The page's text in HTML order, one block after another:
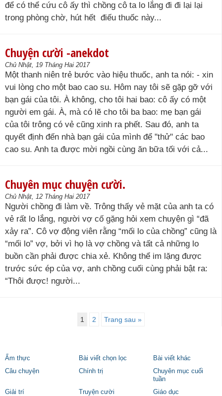
để có thể cứu cô ấy thì chồng cô ta lo lắng đi đi lại lại
trong phòng chờ, hút hết điếu thuốc này...
Chuyện cười -anekdot
Chủ Nhật, 19 Tháng Hai 2017
Một thanh niên trẻ bước vào hiệu thuốc, anh ta nói: - xin
vui lòng cho một bao cao su. Hôm nay tôi sẽ gặp gỡ với
bạn gái của tôi. À không, cho tôi hai bao: cô ấy có một
người em gái. À, mà có lẽ cho tôi ba bao: mẹ bạn gái
của tôi trông có vẻ cũng xinh ra phết. Sau đó, anh ta
quyết định đến nhà bạn gái của mình để "thử" các bao
cao su. Anh ta được mời ngồi cùng ăn bữa tối với cả...
Chuyên mục chuyện cười.
Chủ Nhật, 12 Tháng Hai 2017
Người chồng đi làm về. Trông thấy vẻ mặt của anh ta có
vẻ rất lo lắng, người vợ cố gặng hỏi xem chuyện gì “đã
xảy ra”. Cô vợ động viên rằng “mối lo của chồng” cũng là
“mối lo” vợ, bởi vì họ là vợ chồng và tất cả những lo
buồn cần phải được chia xẻ. Không thể im lặng được
trước sức ép của vợ, anh chồng cuối cùng phải bật ra:
“Thôi được! người...
1 2 Trang sau »
Ẩm thực Bài viết chọn lọc
Bài viết khác
Câu chuyện
Chính trị
Chuyên mục cuối
tuần
Giải trí
Truyện cười
Giáo dục